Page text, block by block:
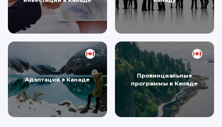
Адаптация в Канаде
Провинциальные
программы в Канаде